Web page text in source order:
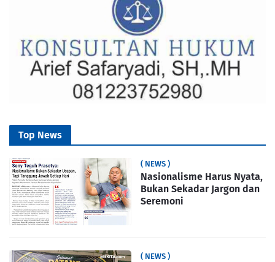
Top News
( NEWS )
Nasionalisme Harus Nyata,
Bukan Sekadar Jargon dan
Seremoni
( NEWS )